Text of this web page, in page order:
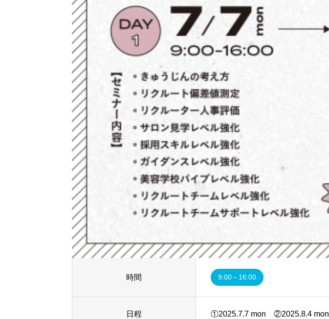
時間 9:00～16:00
日程 ①2025.7.7 mon ②2025.8.4 mon